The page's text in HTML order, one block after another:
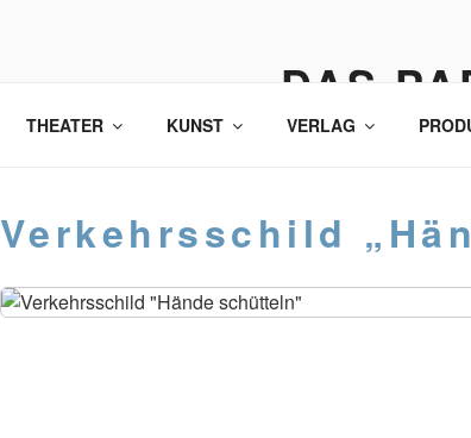
DAS
THEATER KUNST VERLAG
Verkehrsschild